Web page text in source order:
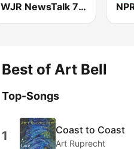
WJR NewsTalk 760 WJR
Best of Art Bell
Top-Songs
1 Coast to Coast
Art Ruprecht